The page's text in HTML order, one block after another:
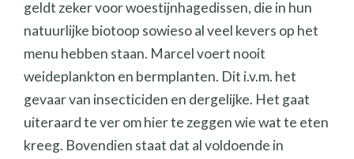
geldt zeker voor woestijnhagedissen, die in hun
natuurlijke biotoop sowieso al veel kevers op het
menu hebben staan. Marcel voert nooit
weideplankton en bermplanten. Dit i.v.m. het
gevaar van insecticiden en dergelijke. Het gaat
uiteraard te ver om hier te zeggen wie wat te eten
kreeg. Bovendien staat dat al voldoende in